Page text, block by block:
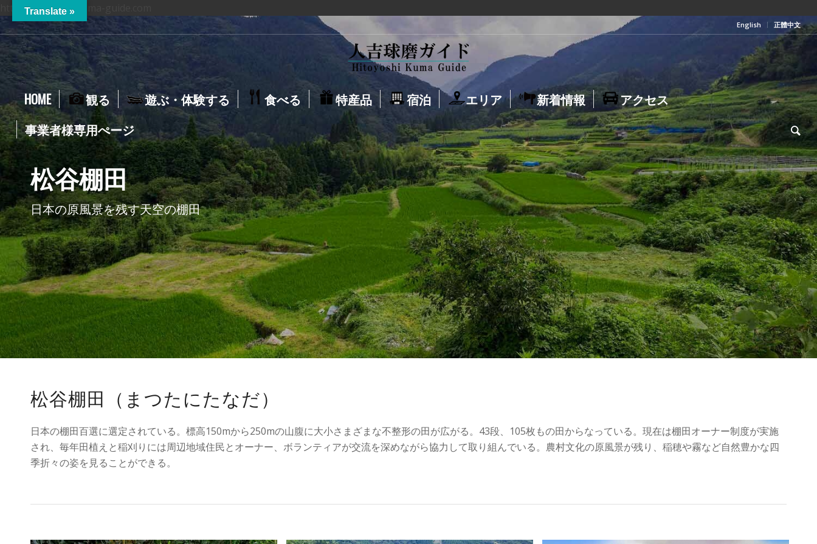
https://hitoyoshikuma-guide.com
English 正體中文
HOME 観る 遊ぶ・体験する 食べる 特産品 宿泊 エリア 新着情報
アクセス
事業者様専用ぺージ
松谷棚田
日本の原風景を残す天空の棚田
松谷棚田（まつたにたなだ）
日本の棚田百選に選定されている。標高150mから250mの山腹に大小さまざまな不整形の田が広がる。43段、105枚もの田からなっている。現在は棚田オーナー制度が実施
され、毎年田植えと稲刈りには周辺地域住民とオーナー、ボランティアが交流を深めながら協力して取り組んでいる。農村文化の原風景が残り、稲穂や霧など自然豊かな四
季折々の姿を見ることができる。
Translate »